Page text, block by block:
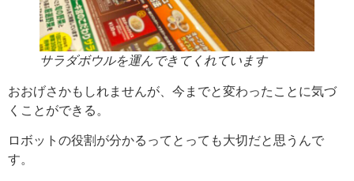
サラダボウルを運んできてくれています
おおげさかもしれませんが、今までと変わったことに気づ
くことができる。
ロボットの役割が分かるってとっても大切だと思うんで
す。